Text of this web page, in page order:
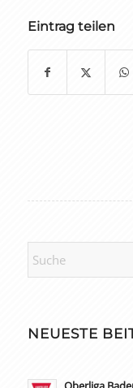
Eintrag teilen
NEUESTE